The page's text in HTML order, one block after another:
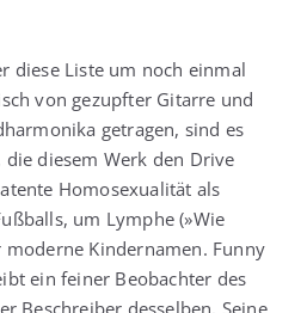
die­se Lis­te um noch ein­mal
von gezupf­ter Gitar­re und
getra­gen, sind es
die­sem Werk den Dri­ve
Homo­se­xua­li­tät als
um Lym­phe (»Wie
moder­ne Kin­der­na­men. Fun­ny
ein fei­ner Beob­ach­ter des